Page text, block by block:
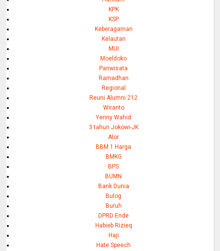
KPK
KSP
Keberagaman
Kelautan
MUI
Moeldoko
Pariwisata
Ramadhan
Regional
Reuni Alumni 212
Wiranto
Yenny Wahid
3 tahun Jokowi-JK
Alor
BBM 1 Harga
BMKG
BPS
BUMN
Bank Dunia
Bulog
Buruh
DPRD Ende
Habieb Rizieq
Haji
Hate Speech